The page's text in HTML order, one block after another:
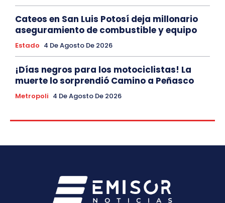
Cateos en San Luis Potosí deja millonario
aseguramiento de combustible y equipo
Estado 4 De Agosto De 2026
¡Días negros para los motociclistas! La
muerte lo sorprendió Camino a Peñasco
Metropoli 4 De Agosto De 2026